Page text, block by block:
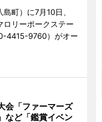
町）に7月10日、
ロリーポークステー
4415-9760）がオー
会「ファーマーズ
など「鑑賞イベン